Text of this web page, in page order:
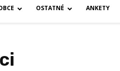
OSTATNÉ ANKETY